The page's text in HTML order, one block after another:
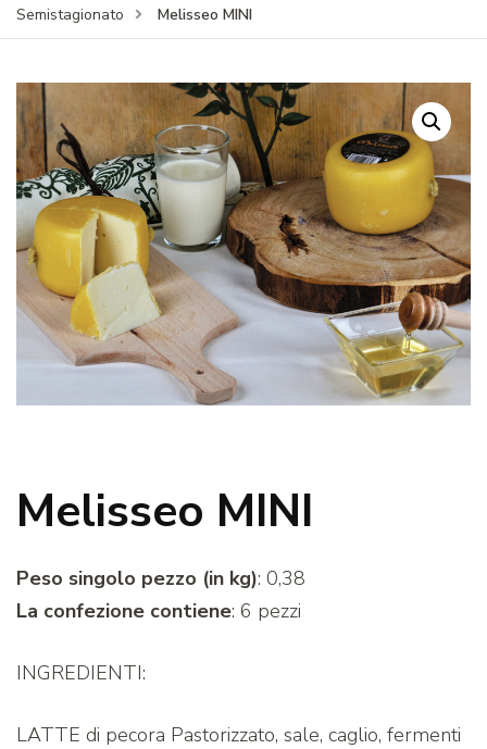
Semistagionato
Melisseo MINI
Melisseo MINI
Peso singolo pezzo (in kg): 0,38
La confezione contiene: 6 pezzi
INGREDIENTI:
LATTE di pecora Pastorizzato, sale, caglio, fermenti